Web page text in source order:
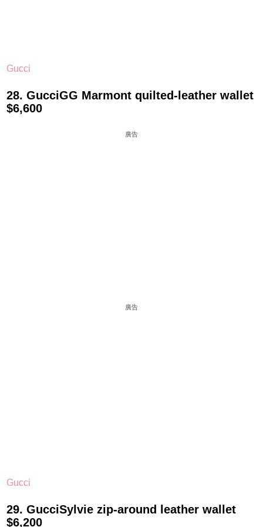
Gucci
28. GucciGG Marmont quilted-leather wallet
$6,600
廣告
廣告
Gucci
29. GucciSylvie zip-around leather wallet
$6,200